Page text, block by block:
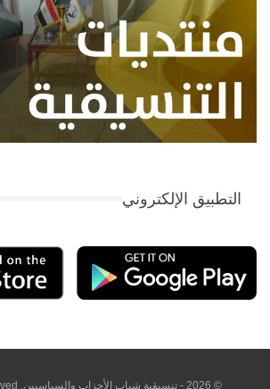
التطبيق الإلكتروني
© 2026 - تنسيقية شباب الأحزاب والسياسيين. All Rights Reserved.